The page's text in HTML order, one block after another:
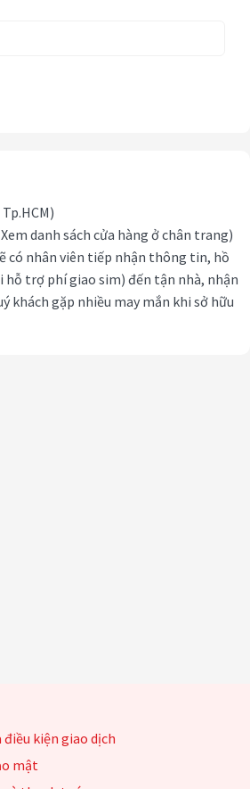
danh sách cửa hàng ở chân trang)
có nhân viên tiếp nhận thông tin, hồ
hỗ trợ phí giao sim) đến tận nhà, nhận
khách gặp nhiều may mắn khi sở hữu
kiện giao dịch
mật